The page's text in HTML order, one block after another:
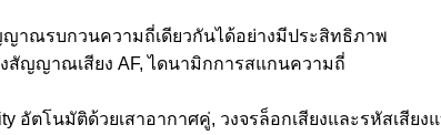
ณรบกวนความถี่เดียวกันได้อย่างมีประสิทธิภาพ
สัญญาณเสียง AF, ไดนามิกการสแกนความถี่
โนมัติด้วยเสาอากาศคู่, วงจรล็อกเสียงและรหัสเสียง